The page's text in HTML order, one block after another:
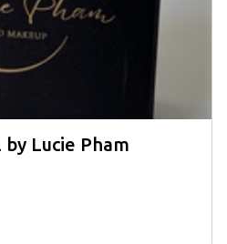
Lucie Pham